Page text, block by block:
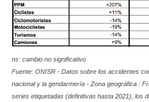
ns: cambio no significativo
Fuente: ONISR - Datos sobre los accidentes
nacional y la gendarmería - Zona geográfica :
series etiquetadas (definitivas hasta 2021), los